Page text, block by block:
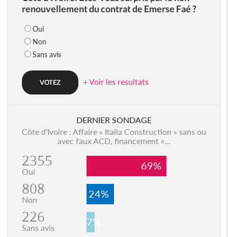
renouvellement du contrat de Emerse Faé ?
Oui
Non
Sans avis
+ Voir les resultats
DERNIER SONDAGE
Côte d'Ivoire : Affaire « Italia Construction » sans ou
avec faux ACD, financement «...
2355
Oui 69%
808
Non 24%
226
Sans avis 7%